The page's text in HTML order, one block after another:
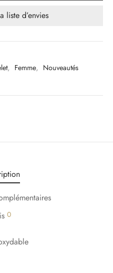
liste d’envies
, Femme, Nouveautés
0